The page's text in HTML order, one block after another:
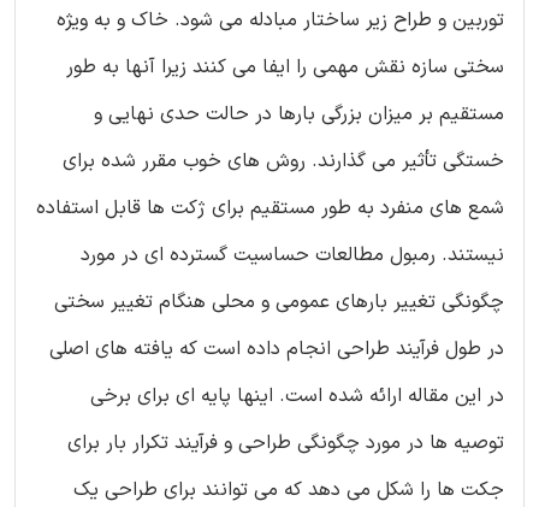
توربین و طراح زیر ساختار مبادله می شود. خاک و به ویژه
سختی سازه نقش مهمی را ایفا می کنند زیرا آنها به طور
مستقیم بر میزان بزرگی بارها در حالت حدی نهایی و
خستگی تأثیر می گذارند. روش های خوب مقرر شده برای
شمع های منفرد به طور مستقیم برای ژکت ها قابل استفاده
نیستند. رمبول مطالعات حساسیت گسترده ای در مورد
چگونگی تغییر بارهای عمومی و محلی هنگام تغییر سختی
در طول فرآیند طراحی انجام داده است که یافته های اصلی
در این مقاله ارائه شده است. اینها پایه ای برای برخی
توصیه ها در مورد چگونگی طراحی و فرآیند تکرار بار برای
جکت ها را شکل می دهد که می توانند برای طراحی یک